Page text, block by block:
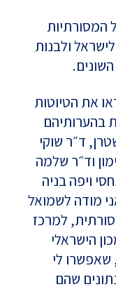
המסורתיות
ולבנות
את הטיוטות
בהערותיהם
ד״ר שוקי
וד״ר שלמה
ויפה בניה
מודה לשמואל
למרכז
הישראלי
שאפשרו לי
שהם